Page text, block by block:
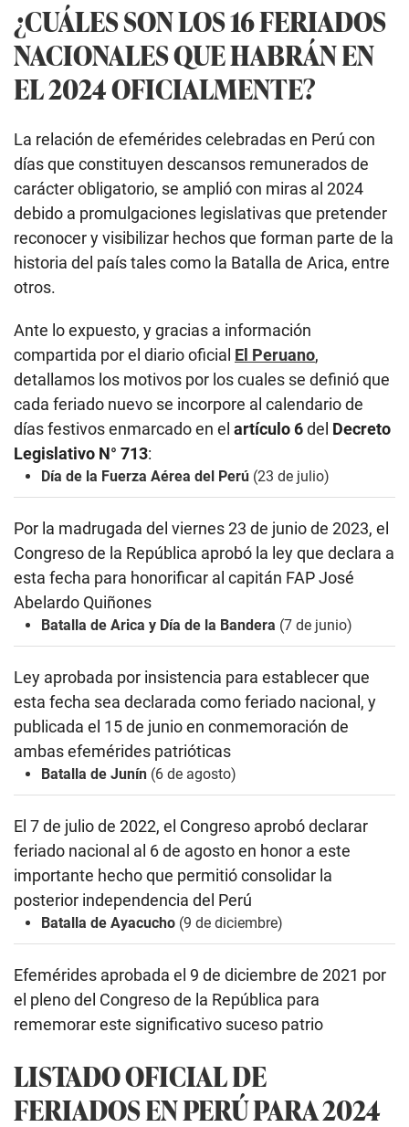
¿CUÁLES SON LOS 16 FERIADOS
NACIONALES QUE HABRÁN EN
EL 2024 OFICIALMENTE?
La relación de efemérides celebradas en Perú con
días que constituyen descansos remunerados de
carácter obligatorio, se amplió con miras al 2024
debido a promulgaciones legislativas que pretender
reconocer y visibilizar hechos que forman parte de la
historia del país tales como la Batalla de Arica, entre
otros.
Ante lo expuesto, y gracias a información
compartida por el diario oficial El Peruano,
detallamos los motivos por los cuales se definió que
cada feriado nuevo se incorpore al calendario de
días festivos enmarcado en el artículo 6del Decreto
Legislativo N° 713:
Día de la Fuerza Aérea del Perú (23 de julio)
Por la madrugada del viernes 23 de junio de 2023, el
Congreso de la República aprobó la ley que declara a
esta fecha para honorificar al capitán FAP José
Abelardo Quiñones
Batalla de Arica y Día de la Bandera (7 de junio)
Ley aprobada por insistencia para establecer que
esta fecha sea declarada como feriado nacional, y
publicada el 15 de junioen conmemoración de
ambas efemérides patrióticas
Batalla de Junín (6 de agosto)
El 7 de julio de 2022, el Congreso aprobódeclarar
feriado nacional al 6 de agosto en honor a este
importante hecho que permitió consolidar la
posterior independencia del Perú
Batalla de Ayacucho (9 de diciembre)
Efemérides aprobada el 9 de diciembre de 2021 por
el pleno del Congreso de la República para
rememorar este significativo suceso patrio
LISTADO OFICIAL DE
FERIADOS EN PERÚ PARA 2024